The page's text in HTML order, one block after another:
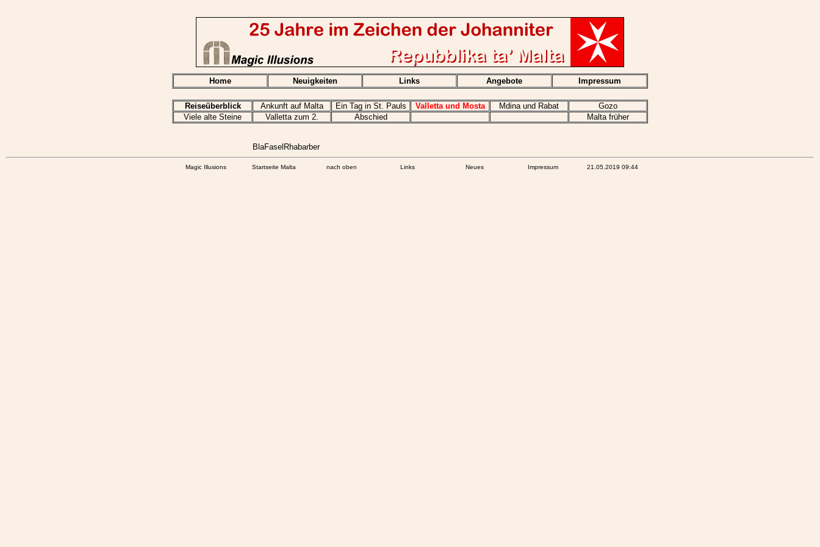
Home Neuigkeiten Links Angebote Impressum
Reiseüberblick Ankunft auf Malta Ein Tag in St. Pauls Valletta und Mosta Mdina und Rabat
Gozo
Viele alte Steine
Valletta zum 2. Abschied Malta früher
BlaFaselRhabarber
Magic Illusions Startseite Malta nach oben Links Neues Impressum 21.05.2019 09:44